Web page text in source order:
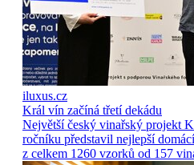
iluxus.cz
Král vín začíná třetí dekádu
Největší český vinařský projekt
ročníku představil nejlepší
z celkem 1260 vzorků od 157